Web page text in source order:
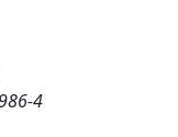
4